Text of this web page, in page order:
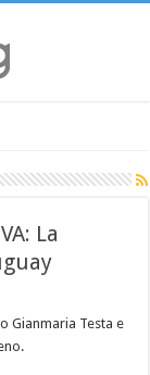
La
Gianmaria Testa e